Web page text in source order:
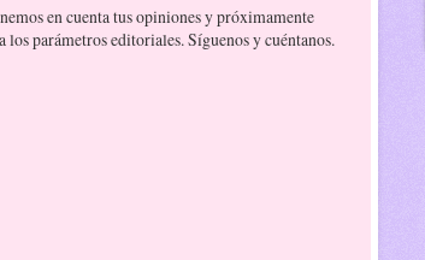
en cuenta tus opiniones y próximamente
parámetros editoriales. Síguenos y cuéntanos.